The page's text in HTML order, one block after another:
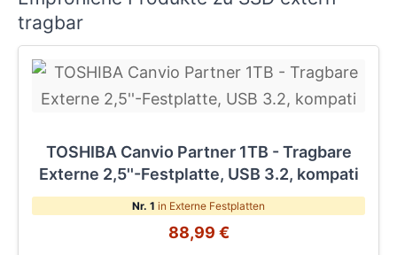
tragbar
TOSHIBA Canvio Partner 1TB - Tragbare
Externe 2,5''-Festplatte, USB 3.2, kompati
Nr. 1 in Externe Festplatten
88,99 €